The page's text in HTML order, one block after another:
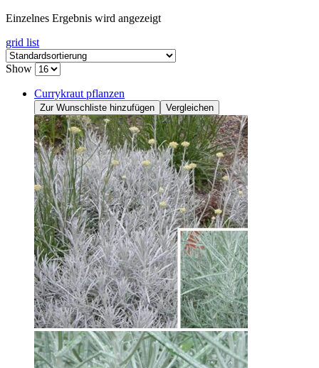
Einzelnes Ergebnis wird angezeigt
grid list
Show
Currykraut pflanzen
Zur Wunschliste hinzufügen Vergleichen